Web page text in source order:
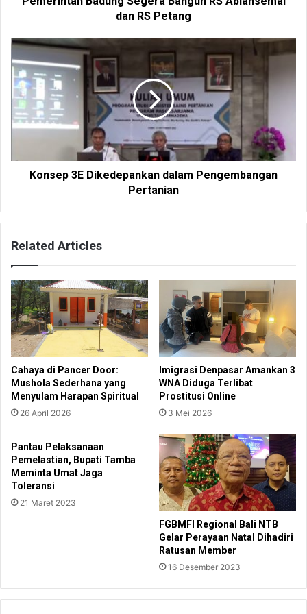
dan RS Petang
Konsep 3E Dikedepankan dalam Pengembangan
Pertanian
Related Articles
Cahaya di Pancer Door:
Mushola Sederhana yang
Menyulam Harapan Spiritual
26 April 2026
Imigrasi Denpasar Amankan 3
WNA Diduga Terlibat
Prostitusi Online
3 Mei 2026
Pantau Pelaksanaan
Pemelastian, Bupati Tamba
Meminta Umat Jaga
Toleransi
21 Maret 2023
FGBMFI Regional Bali NTB
Gelar Perayaan Natal Dihadiri
Ratusan Member
16 Desember 2023